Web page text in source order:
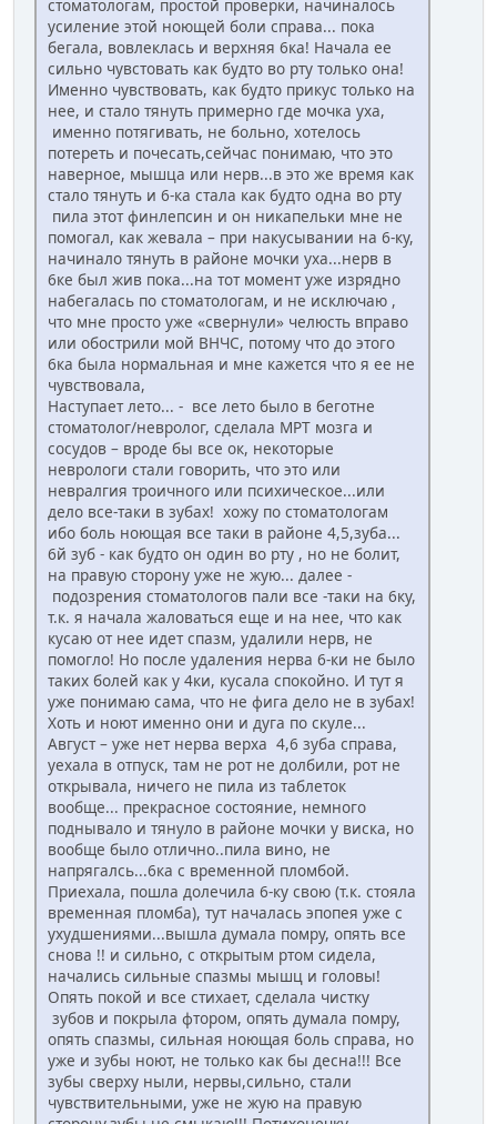
стоматологам, простой проверки, начиналось
усиление этой ноющей боли справа... пока
бегала, вовлеклась и верхняя 6ка! Начала ее
сильно чувстовать как будто во рту только она!
Именно чувствовать, как будто прикус только на
нее, и стало тянуть примерно где мочка уха,
именно потягивать, не больно, хотелось
потереть и почесать,сейчас понимаю, что это
наверное, мышца или нерв...в это же время как
стало тянуть и 6-ка стала как будто одна во рту
пила этот финлепсин и он никапельки мне не
помогал, как жевала – при накусывании на 6-ку,
начинало тянуть в районе мочки уха...нерв в
6ке был жив пока...на тот момент уже изрядно
набегалась по стоматологам, и не исключаю ,
что мне просто уже «свернули» челюсть вправо
или обострили мой ВНЧС, потому что до этого
6ка была нормальная и мне кажется что я ее не
чувствовала,
Наступает лето... - все лето было в беготне
стоматолог/невролог, сделала МРТ мозга и
сосудов – вроде бы все ок, некоторые
неврологи стали говорить, что это или
невралгия троичного или психическое...или
дело все-таки в зубах! хожу по стоматологам
ибо боль ноющая все таки в районе 4,5,зуба...
6й зуб - как будто он один во рту , но не болит,
на правую сторону уже не жую... далее -
подозрения стоматологов пали все -таки на 6ку,
т.к. я начала жаловаться еще и на нее, что как
кусаю от нее идет спазм, удалили нерв, не
помогло! Но после удаления нерва 6-ки не было
таких болей как у 4ки, кусала спокойно. И тут я
уже понимаю сама, что не фига дело не в зубах!
Хоть и ноют именно они и дуга по скуле...
Август – уже нет нерва верха 4,6 зуба справа,
уехала в отпуск, там не рот не долбили, рот не
открывала, ничего не пила из таблеток
вообще... прекрасное состояние, немного
поднывало и тянуло в районе мочки у виска, но
вообще было отлично..пила вино, не
напрягалсь...6ка с временной пломбой.
Приехала, пошла долечила 6-ку свою (т.к. стояла
временная пломба), тут началась эпопея уже с
ухудшениями...вышла думала помру, опять все
снова !! и сильно, с открытым ртом сидела,
начались сильные спазмы мышц и головы!
Опять покой и все стихает, сделала чистку
зубов и покрыла фтором, опять думала помру,
опять спазмы, сильная ноющая боль справа, но
уже и зубы ноют, не только как бы десна!!! Все
зубы сверху ныли, нервы,сильно, стали
чувствительными, уже не жую на правую